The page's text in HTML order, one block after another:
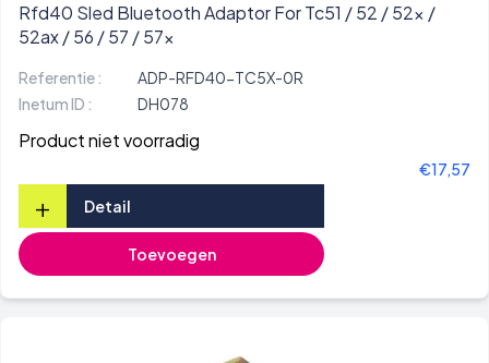
Rfd40 Sled Bluetooth Adaptor For Tc51 / 52 / 52x /
52ax / 56 / 57 / 57x
Referentie :
ADP-RFD40-TC5X-0R
Inetum ID :
DH078
Product niet voorradig
€17,57
+ Detail
Toevoegen